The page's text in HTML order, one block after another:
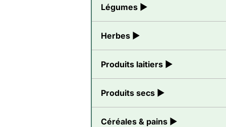
Légumes ▶
Herbes ▶
Produits laitiers ▶
Produits secs ▶
Céréales & pains ▶